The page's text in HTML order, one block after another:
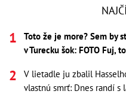
Toto že je more? Sem by
v Turecku šok: FOTO Fuj,
V lietadle ju zbalil
vlastnú smrť: Dnes randí s